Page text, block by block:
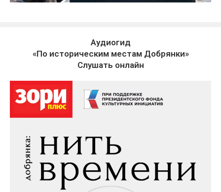
Аудиогид
«По историческим местам Добрянки»
Слушать онлайн